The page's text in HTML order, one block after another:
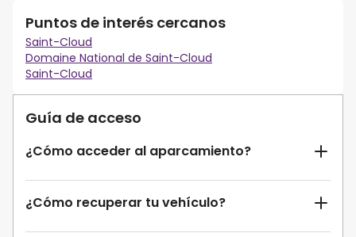
Puntos de interés cercanos
Saint-Cloud
Domaine National de Saint-Cloud
Saint-Cloud
Guía de acceso
¿Cómo acceder al aparcamiento?
¿Cómo recuperar tu vehículo?